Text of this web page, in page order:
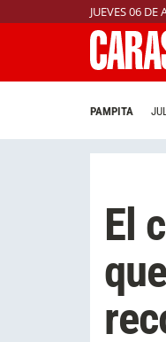
JUEVES 06 DE
PAMPITA
El